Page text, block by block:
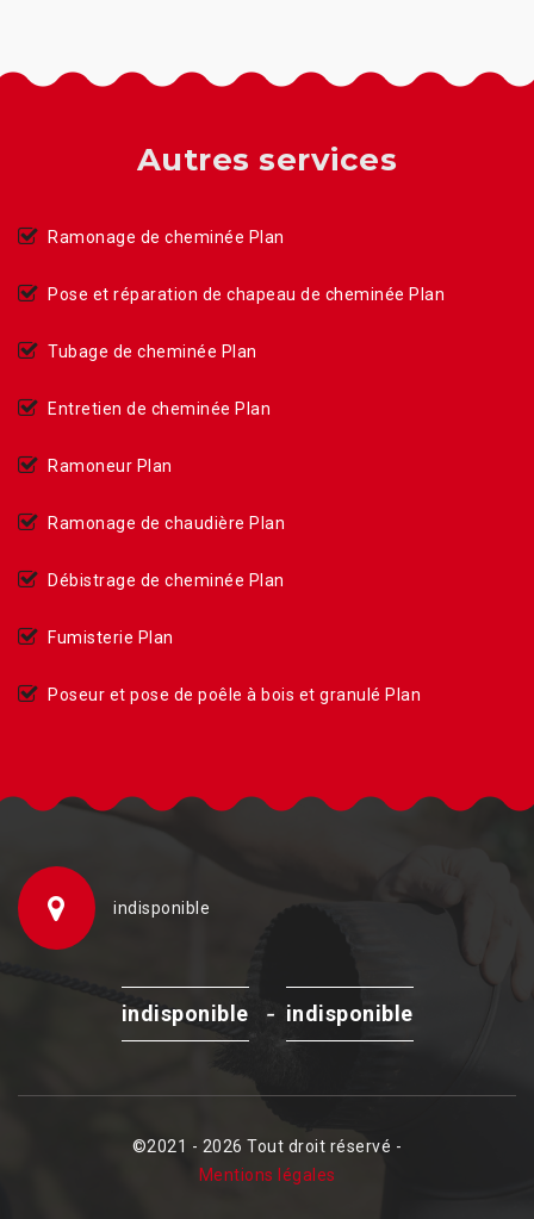
Autres services
Ramonage de cheminée Plan
Pose et réparation de chapeau de cheminée Plan
Tubage de cheminée Plan
Entretien de cheminée Plan
Ramoneur Plan
Ramonage de chaudière Plan
Débistrage de cheminée Plan
Fumisterie Plan
Poseur et pose de poêle à bois et granulé Plan
indisponible
indisponible - indisponible
©2021 - 2026 Tout droit réservé -
Mentions légales